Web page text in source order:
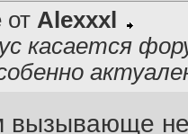
Alexxxl
касается
не